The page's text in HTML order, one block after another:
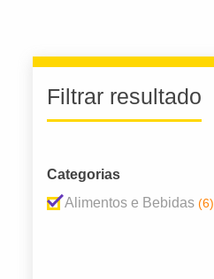
Filtrar resultado
Categorias
Alimentos e Bebidas (6)